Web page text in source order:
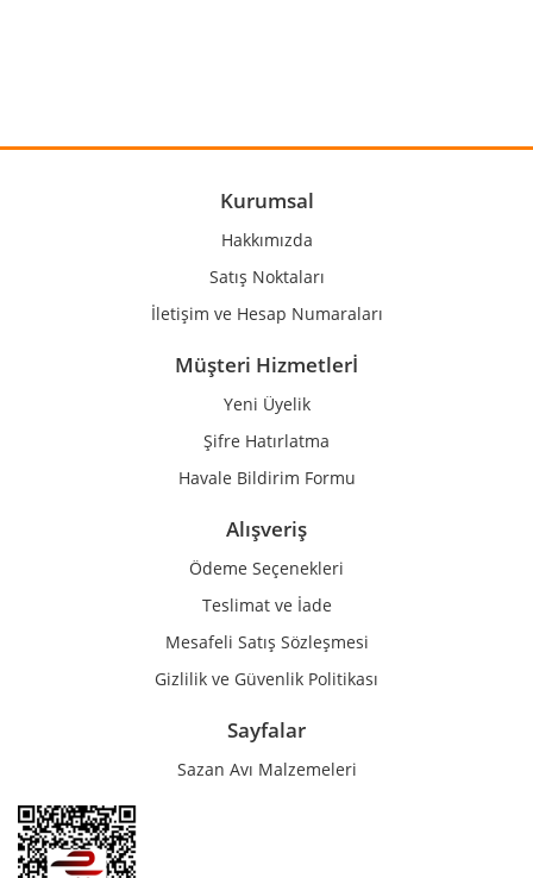
Ürün açıklamasında eksik bilgiler bulunuyor.
Ürün bilgilerinde hatalar bulunuyor.
Gönder
Kurumsal
Hakkımızda
Satış Noktaları
İletişim ve Hesap Numaraları
Müşteri Hizmetlerİ
Yeni Üyelik
Şifre Hatırlatma
Havale Bildirim Formu
Alışveriş
Ödeme Seçenekleri
Teslimat ve İade
Mesafeli Satış Sözleşmesi
Gizlilik ve Güvenlik Politikası
Sayfalar
Sazan Avı Malzemeleri